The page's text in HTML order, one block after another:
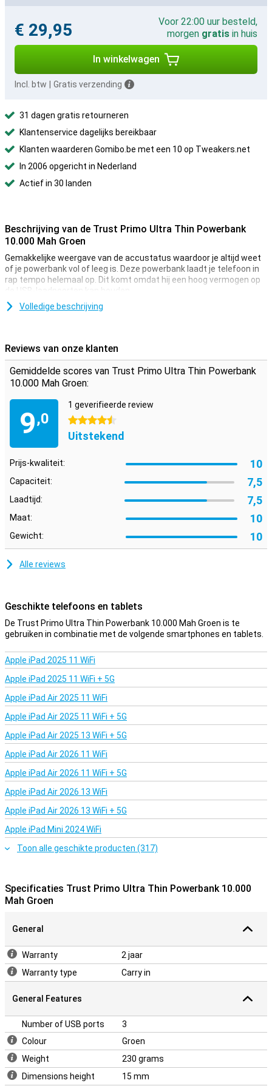
€ 29,95
Voor 22:00 uur besteld,
morgen gratis in huis
In winkelwagen
Incl. btw Gratis verzending
31 dagen gratis retourneren
Klantenservice dagelijks bereikbaar
Klanten waarderen Gomibo.be met een 10 op Tweakers.net
In 2006 opgericht in Nederland
Actief in 30 landen
Beschrijving van de Trust Primo Ultra Thin Powerbank
10.000 Mah Groen
Gemakkelijke weergave van de accustatus waardoor je altijd weet
of je powerbank vol of leeg is. Deze powerbank laadt je telefoon in
rap tempo helemaal op. Dit komt omdat hij een hoog vermogen op
de USB-laadpoorten kan houden.
opladen van meerdere toestellen buitenshuis. Deze powerbank kan
drie toestellen tegelijkertijd opladen, omdat hij drie USB-poorten
heeft!
Volledige beschrijving
Reviews van onze klanten
Gemiddelde scores van Trust Primo Ultra Thin Powerbank
10.000 Mah Groen:
9,0
1 geverifieerde review
4.5 sterren
Uitstekend
Prijs-kwaliteit: 10
Capaciteit: 7,5
Laadtijd: 7,5
Maat: 10
Gewicht: 10
Alle reviews
Geschikte telefoons en tablets
De Trust Primo Ultra Thin Powerbank 10.000 Mah Groen is te
gebruiken in combinatie met de volgende smartphones en tablets.
Apple iPad 2025 11 WiFi
Apple iPad 2025 11 WiFi + 5G
Apple iPad Air 2025 11 WiFi
Apple iPad Air 2025 11 WiFi + 5G
Apple iPad Air 2025 13 WiFi + 5G
Apple iPad Air 2026 11 WiFi
Apple iPad Air 2026 11 WiFi + 5G
Apple iPad Air 2026 13 WiFi
Apple iPad Air 2026 13 WiFi + 5G
Apple iPad Mini 2024 WiFi
Toon alle geschikte producten (317)
Specificaties Trust Primo Ultra Thin Powerbank 10.000
Mah Groen
General
Warranty
2 jaar
Warranty type
Carry in
General Features
Number of USB ports
3
Colour
Groen
Weight
230 grams
Dimensions height
15 mm